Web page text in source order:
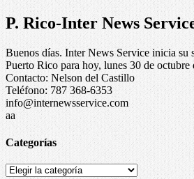
P. Rico-Inter News
Buenos días. Inter News Service inicia su
Puerto Rico para hoy, lunes 30 de octubre
Contacto: Nelson del Castillo
Teléfono: 787 368-6353
info@internewsservice.com
aa
Categorías
Categorías